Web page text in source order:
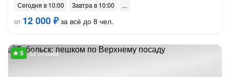
Сегодня в 10:00
Завтра в 10:00
от 12 000 ₽за всё до 8 чел.
52 отзыва